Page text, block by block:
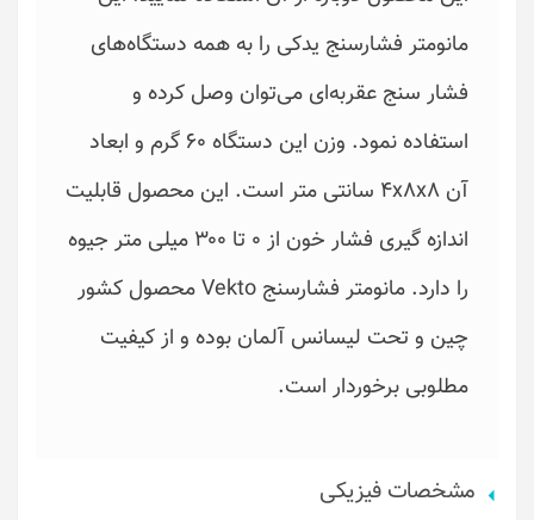
مانومتر فشارسنج یدکی را به همه دستگاه‌های
فشار سنج عقربه‌ای می‌توان وصل کرده و
استفاده نمود. وزن این دستگاه ۶۰ گرم و ابعاد
آن ۴x۸x۸ سانتی متر است. این محصول قابلیت
اندازه گیری فشار خون از ۰ تا ۳۰۰ میلی متر جیوه
را دارد. مانومتر فشارسنج Vekto محصول کشور
چین و تحت لیسانس آلمان بوده و از کیفیت
مطلوبی برخوردار است.
مشخصات فیزیکی